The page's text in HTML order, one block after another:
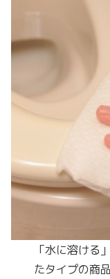
「水に溶ける
たタイプの商